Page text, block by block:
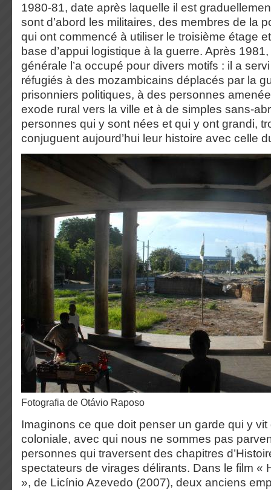
1980-81, date après laquelle il est
sont d’abord les militaires, des membres de la
qui ont commencé à utiliser le troisième étage
base d’appui logistique à la guerre. Après
générale l’a occupé pour divers motifs : il a
réfugiés à des mozambicains déplacés par la
prisonniers politiques, à des personnes
exode rural vers la ville et à de simples sans-
personnes qui y sont nées et qui y ont grandi,
conjuguent aujourd’hui leur histoire avec celle
fotografia de Otávio Raposo
Imaginons ce que doit penser un garde qui y vit
coloniale, avec qui nous ne sommes pas
personnes qui traversent des chapitres
spectateurs de virages délirants. Dans le film «
», de Licínio Azevedo (2007), deux anciens